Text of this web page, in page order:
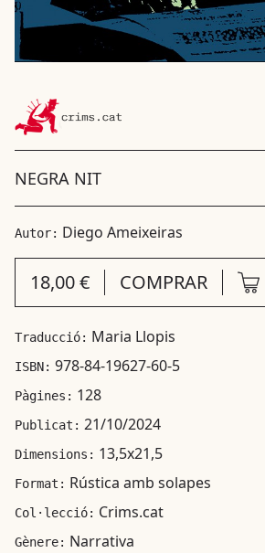
NEGRA NIT
Autor: Diego Ameixeiras
18,00 € COMPRAR
Traducció: Maria Llopis
ISBN: 978-84-19627-60-5
Pàgines: 128
Publicat: 21/10/2024
Dimensions: 13,5x21,5
Format: Rústica amb solapes
Col·lecció: Crims.cat
Gènere: Narrativa